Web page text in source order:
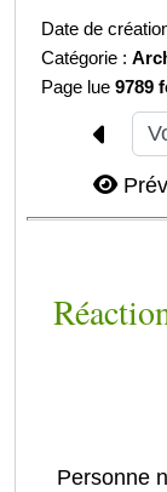
Date de
Catégorie :
Page lue9789
Personne